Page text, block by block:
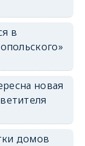
в
новая
домов